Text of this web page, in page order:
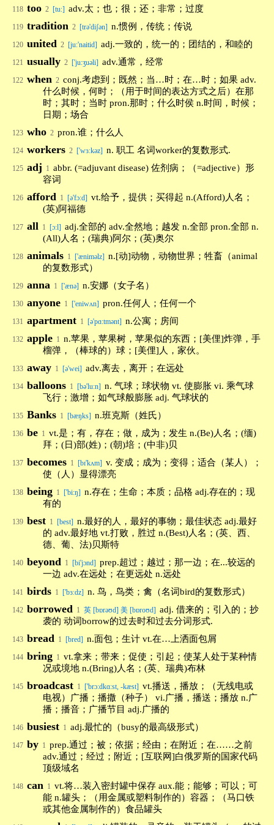
118 too 2 [tu:] adv.太；也；很；还；非常；过度
119 tradition 2 [trə'diʃən] n.惯例，传统；传说
120 united 2 [ju:'naitid] adj.一致的，统一的；团结的，和睦的
121 usually 2 ['ju:ʒuəli] adv.通常，经常
122 when 2 conj.考虑到；既然；当…时；在…时；如果 adv.
什么时候，何时；（用于时间的表达方式之后）在那
时；其时；当时 pron.那时；什么时侯 n.时间，时候；
日期；场合
123 who 2 pron.谁；什么人
124 workers 2 ['wɜːkəz] n. 职工 名词worker的复数形式.
125 adj 1 abbr. (=adjuvant disease) 佐剂病；（=adjective）形
容词
126 afford 1 [ə'fɔ:d] vt.给予，提供；买得起 n.(Afford)人名；
(英)阿福德
127 all 1 [ɔ:l] adj.全部的 adv.全然地；越发 n.全部 pron.全部 n.
(All)人名；(瑞典)阿尔；(英)奥尔
128 animals 1 ['æniməlz] n.[动]动物，动物世界；牲畜（animal
的复数形式）
129 anna 1 ['ænə] n.安娜（女子名）
130 anyone 1 ['eniwʌn] pron.任何人；任何一个
131 apartment 1 [ə'pɑ:tmənt] n.公寓；房间
132 apple 1 n.苹果，苹果树，苹果似的东西；[美俚]炸弹，手
榴弹，（棒球的）球；[美俚]人，家伙。
133 away 1 [ə'wei] adv.离去，离开；在远处
134 balloons 1 [bə'luːn] n. 气球；球状物 vt. 使膨胀 vi. 乘气球
飞行；激增；如气球般膨胀 adj. 气球状的
135 Banks 1 [bæŋks] n.班克斯（姓氏）
136 be 1 vt.是；有，存在；做，成为；发生 n.(Be)人名；(缅)
拜；(日)部(姓)；(朝)培；(中非)贝
137 becomes 1 [bɪ'kʌm] v. 变成；成为；变得；适合（某人）；
使（人）显得漂亮
138 being 1 ['bi:ŋ] n.存在；生命；本质；品格 adj.存在的；现
有的
139 best 1 [best] n.最好的人，最好的事物；最佳状态 adj.最好
的 adv.最好地 vt.打败，胜过 n.(Best)人名；(英、西、
德、葡、法)贝斯特
140 beyond 1 [bi'jɔnd] prep.超过；越过；那一边；在...较远的
一边 adv.在远处；在更远处 n.远处
141 birds 1 ['bɜːdz] n. 鸟，鸟类；禽（名词bird的复数形式）
142 borrowed 1 英 [bɒrəʊd] 美 [bɒroʊd] adj. 借来的；引入的；抄
袭的 动词borrow的过去时和过去分词形式.
143 bread 1 [bred] n.面包；生计 vt.在…上洒面包屑
144 bring 1 vt.拿来；带来；促使；引起；使某人处于某种情
况或境地 n.(Bring)人名；(英、瑞典)布林
145 broadcast 1 ['brɔ:dkɑ:st, -kæst] vt.播送，播放；（无线电或
电视）广播；播撒（种子） vi.广播，播送；播放 n.广
播；播音；广播节目 adj.广播的
146 busiest 1 adj.最忙的（busy的最高级形式）
147 by 1 prep.通过；被；依据；经由；在附近；在……之前
adv.通过；经过；附近；[互联网]白俄罗斯的国家代码
顶级域名
148 can 1 vt.将…装入密封罐中保存 aux.能；能够；可以；可
能 n.罐头；（用金属或塑料制作的）容器；（马口铁
或其他金属制作的）食品罐头